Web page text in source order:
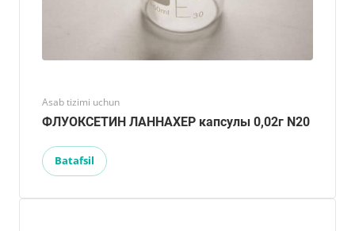
Asab tizimi uchun
ФЛУОКСЕТИН ЛАННАХЕР капсулы 0,02г N20
Batafsil